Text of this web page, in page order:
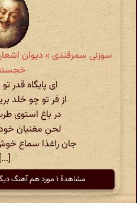
ای پایگاه قدر
از فر تو چو خلد
در باغ استوی
لحن مغنیان
جان راغذا سماع
[...]
مشاهدهٔ ۱ مورد هم آهنگ دیگر از سوزنی سمرقندی